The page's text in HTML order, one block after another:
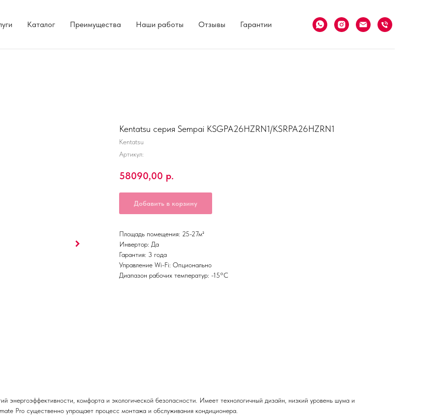
Каталог Преимущества Наши работы Отзывы Гарантии
Kentatsu серия Sempai KSGPA26HZRN1/KSRPA26HZRN1
Kentatsu
Артикул:
58090,00 р.
Добавить в корзину
Площадь помещения: 25-27м²
Инвертор: Да
Гарантия: 3 года
Управление Wi-Fi: Опционально
Диапазон рабочих температур: -15°С
энергоэффективности, комфорта и экологической безопасности. Имеет технологичный дизайн, низкий уровень шума и
Pro существенно упрощает процесс монтажа и обслуживания кондиционера.